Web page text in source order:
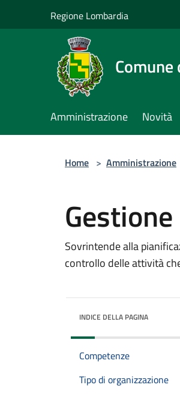
Regione Lombardia
Amministrazione Novità
Home > Amministrazione
Sovrintende alla
controllo delle attività
INDICE DELLA PAGINA
Competenze
Tipo di organizzazione